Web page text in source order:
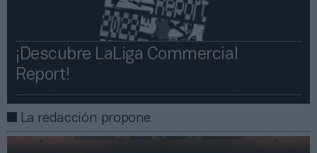
¡Descubre LaLiga Commercial
Report!​​
La redacción propone